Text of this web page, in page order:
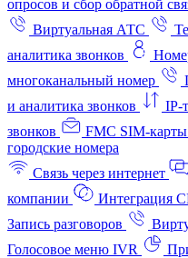
опросов и сбор обратной
Виртуальная АТС
аналитика звонков
многоканальный номер
и аналитика звонков
IP-
звонков
FMC SIM-карты
городские номера
Связь через интернет
компании
Интеграция
Запись разговоров
Голосовое меню IVR